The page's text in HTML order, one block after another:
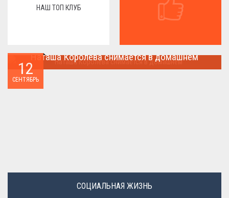
НАШ ТОП КЛУБ
12
СЕНТЯБРЬ
Наташа Королева снимается в домашнем
СОЦИАЛЬНАЯ ЖИЗНЬ